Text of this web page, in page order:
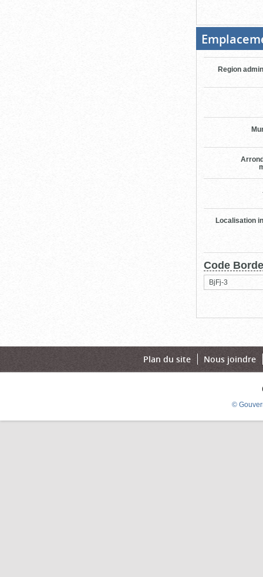
Region
Localisation
Code
BjFj-3
Plan du site Nous joindre
©